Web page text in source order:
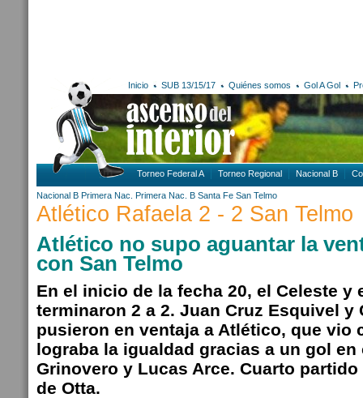
Inicio SUB 13/15/17 Quiénes somos Gol A Gol
Torneo Federal A Torneo Regional Nacional B
Nacional B Primera Nac. Primera Nac. B Santa Fe San Telmo
Atlético Rafaela 2 - 2 San Telmo
Atlético no supo aguantar la
con San Telmo
En el inicio de la fecha 20, el Celeste y
terminaron 2 a 2. Juan Cruz Esquivel y
pusieron en ventaja a Atlético, que vio
lograba la igualdad gracias a un gol
Grinovero y Lucas Arce. Cuarto
de Otta.